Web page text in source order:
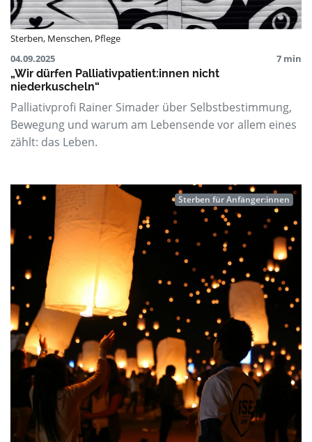
Sterben, Menschen, Pflege
04.09.2025
7 min
„Wir dürfen Palliativpatient:innen nicht
niederkuscheln“
Palliativprofi Rainer Simader über Selbstbestimmung,
Bewegung und warum am Lebensende vor allem eines
zählt: das Leben.
Sterben für Anfänger:innen